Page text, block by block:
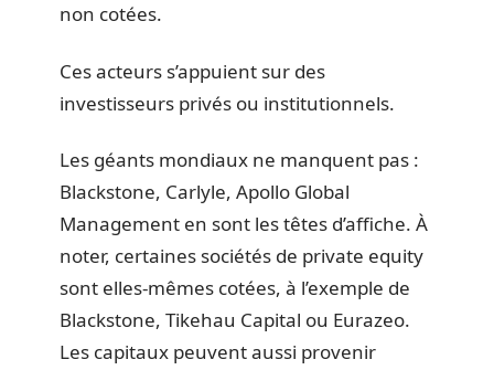
non cotées.
Ces acteurs s’appuient sur des
investisseurs privés ou institutionnels.
Les géants mondiaux ne manquent pas :
Blackstone, Carlyle, Apollo Global
Management en sont les têtes d’affiche. À
noter, certaines sociétés de private equity
sont elles-mêmes cotées, à l’exemple de
Blackstone, Tikehau Capital ou Eurazeo.
Les capitaux peuvent aussi provenir